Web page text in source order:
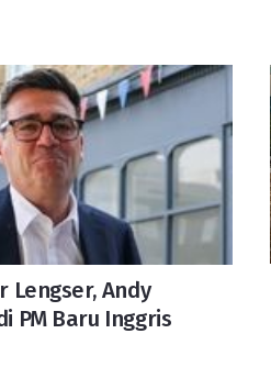
Lengser, Andy
PM Baru Inggris